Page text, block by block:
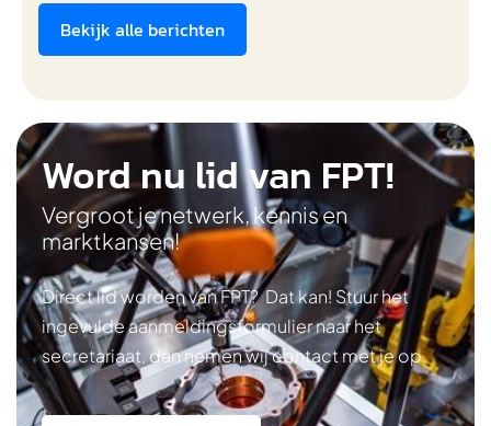
Bekijk alle berichten
Word nu lid van FPT!
Vergroot je netwerk, kennis en
marktkansen!
Direct lid worden van FPT? Dat kan! Stuur het
ingevulde aanmeldingsformulier naar het
secretariaat, dan nemen wij contact met je op.